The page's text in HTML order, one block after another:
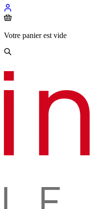
Votre panier est vide